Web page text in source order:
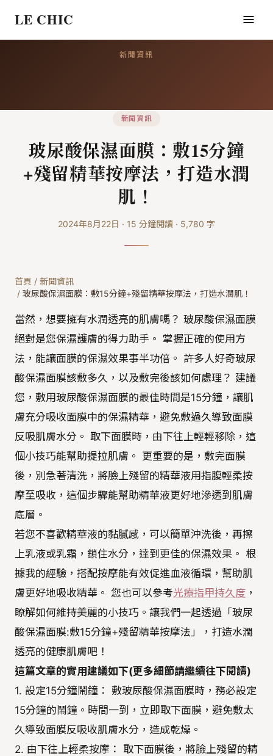
LE CHIC
新聞資訊
新聞資訊
玻尿酸保濕面膜：敷15分鐘
+殘留精華按摩法，打造水潤
肌！
2024年8月22日 · 15 分鐘閱讀 · 5,780 字
首頁 / 新聞資訊
/ 玻尿酸保濕面膜：敷15分鐘+殘留精華按摩法，打造水潤肌！
當然，想要擁有水潤透亮的肌膚嗎？ 玻尿酸保濕面膜
絕對是您保濕護膚的得力助手。 掌握正確的使用方
法，能讓面膜的保濕效果事半功倍。 許多人好奇玻尿
酸保濕面膜該敷多久，以及敷完後該如何處理？ 建議
您，敷用玻尿酸保濕面膜的最佳時間是15分鐘，讓肌
膚充分吸收面膜中的保濕精華，避免敷過久導致面膜
反吸肌膚水分。 取下面膜時，由下往上輕輕移除，這
個小技巧能幫助提拉肌膚。 更重要的是，敷完面膜
後，別急著清洗，將臉上殘留的精華液用指腹輕柔按
摩至吸收，這個步驟能幫助精華液更好地滲透到肌膚
底層。
若您不喜歡精華液的黏膩感，可以簡單沖洗後，再擦
上乳液或乳霜，鎖住水分，達到更佳的保濕效果。 根
據我的經驗，搭配按摩能有效促進血液循環，幫助肌
膚更好地吸收精華。 您也可以參考光療指甲持久度 ，
瞭解如何維持美麗的小技巧。讓我們一起透過「玻尿
酸保濕面膜:敷15分鐘+殘留精華按摩法」，打造水潤
透亮的健康肌膚吧！
這篇文章的實用建議如下(更多細節請繼續往下閱讀)
1. 設定15分鐘鬧鐘： 敷玻尿酸保濕面膜時，務必設定
15分鐘的鬧鐘。時間一到，立即取下面膜，避免敷太
久導致面膜反吸收肌膚水分，造成乾燥。
2. 由下往上輕柔按摩： 取下面膜後，將臉上殘留的精